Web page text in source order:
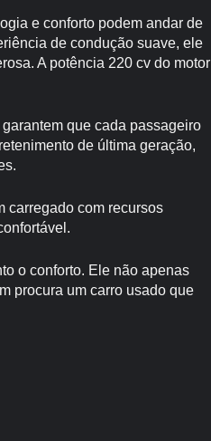
e conforto podem andar de
de condução suave, ele
A potência 220 cv do motor
que cada passageiro
de última geração,
carregado com recursos
o conforto. Ele não apenas
procura um carro usado que